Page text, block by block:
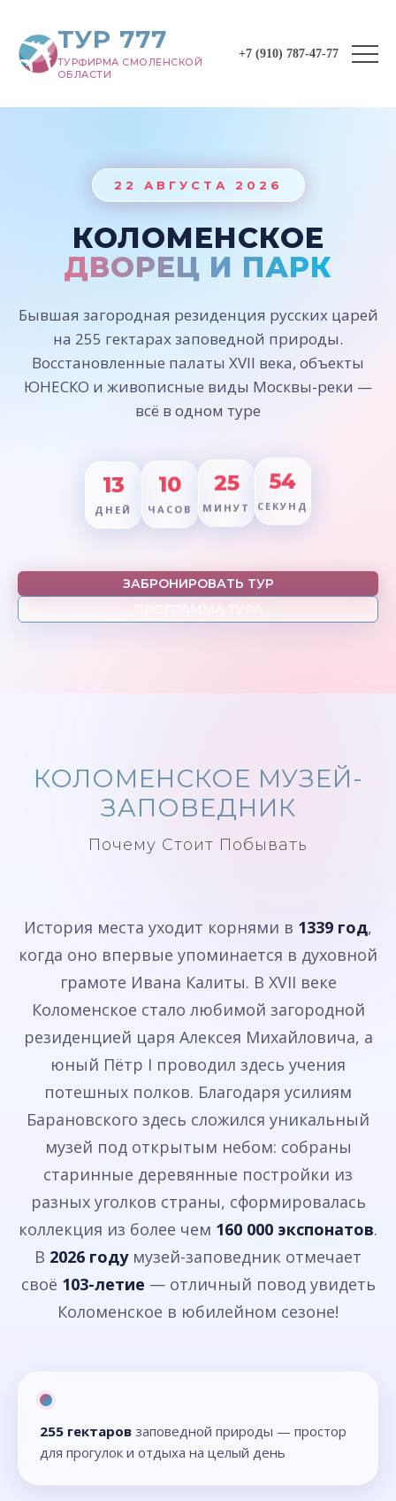
ТУР 777
ТУРФИРМА СМОЛЕНСКОЙ
ОБЛАСТИ
+7 (910) 787-47-77
22 АВГУСТА 2026
КОЛОМЕНСКОЕ
ДВОРЕЦ И ПАРК
Бывшая загородная резиденция русских царей
на 255 гектарах заповедной природы.
Восстановленные палаты XVII века, объекты
ЮНЕСКО и живописные виды Москвы-реки —
всё в одном туре
13
ДНЕЙ
10
ЧАСОВ
25
МИНУТ
53
СЕКУНД
ЗАБРОНИРОВАТЬ ТУР
ПРОГРАММА ТУРА
КОЛОМЕНСКОЕ МУЗЕЙ-
ЗАПОВЕДНИК
Почему Стоит Побывать
История места уходит корнями в 1339 год,
когда оно впервые упоминается в духовной
грамоте Ивана Калиты. В XVII веке
Коломенское стало любимой загородной
резиденцией царя Алексея Михайловича, а
юный Пётр I проводил здесь учения
потешных полков. Благодаря усилиям
Барановского здесь сложился уникальный
музей под открытым небом: собраны
старинные деревянные постройки из
разных уголков страны, сформировалась
коллекция из более чем 160 000 экспонатов.
В 2026 годумузей-заповедник отмечает
своё 103-летие — отличный повод увидеть
Коломенское в юбилейном сезоне!
255 гектаров заповедной природы — простор
для прогулок и отдыха на целый день